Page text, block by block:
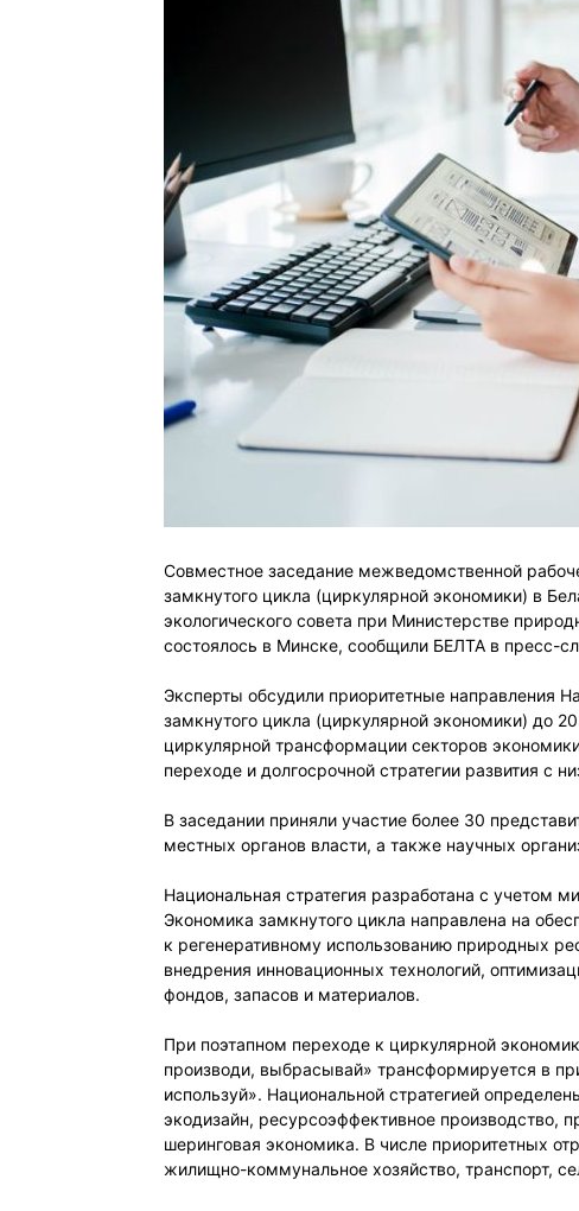
Совместное заседание межведомственной
замкнутого цикла (циркулярной экономики) в
экологического совета при Министерстве
состоялось в Минске, сообщили БЕЛТА в пресс-
Эксперты обсудили приоритетные направления
замкнутого цикла (циркулярной экономики) до
циркулярной трансформации секторов
переходе и долгосрочной стратегии развития с
В заседании приняли участие более 30
местных органов власти, а также научных
Национальная стратегия разработана с учетом
Экономика замкнутого цикла направлена на
к регенеративному использованию природных
внедрения инновационных технологий,
фондов, запасов и материалов.
При поэтапном переходе к циркулярной
производи, выбрасывай» трансформируется в
используй». Национальной стратегией
экодизайн, ресурсоэффективное производство,
шеринговая экономика. В числе приоритетных
жилищно-коммунальное хозяйство, транспорт,